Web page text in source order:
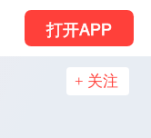
打开APP
+ 关注